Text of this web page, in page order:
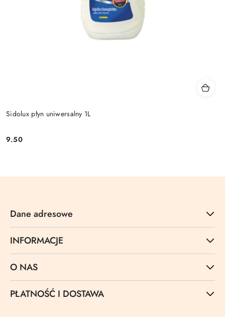
Sidolux płyn uniwersalny 1L
Cena:
9.50
Dane adresowe
INFORMACJE
O NAS
PŁATNOŚĆ I DOSTAWA